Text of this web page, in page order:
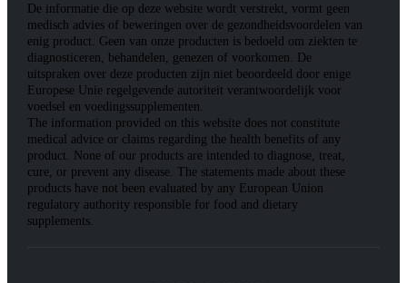
De informatie die op deze website wordt verstrekt, vormt geen
medisch advies of beweringen over de gezondheidsvoordelen van
enig product. Geen van onze producten is bedoeld om ziekten te
diagnosticeren, behandelen, genezen of voorkomen. De
uitspraken over deze producten zijn niet beoordeeld door enige
Europese Unie regelgevende autoriteit verantwoordelijk voor
voedsel en voedingssupplementen.
The information provided on this website does not constitute
medical advice or claims regarding the health benefits of any
product. None of our products are intended to diagnose, treat,
cure, or prevent any disease. The statements made about these
products have not been evaluated by any European Union
regulatory authority responsible for food and dietary
supplements.